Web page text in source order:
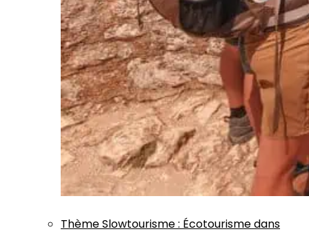
ThèmeSlowtourisme: Écotourisme dans